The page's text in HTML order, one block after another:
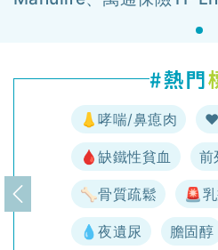
👃哮喘/鼻瘜肉 ♥️
🩸缺鐵性貧血 前
🦴骨質疏鬆 🚨
💧夜遺尿 膽固醇
上一頁